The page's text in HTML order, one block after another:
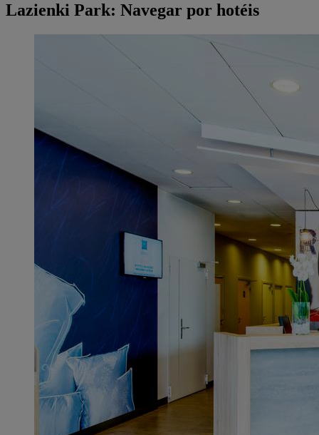
Lazienki Park: Navegar por hotéis